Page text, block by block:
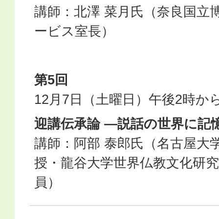
講師：北澤 菜月氏（奈良国立
ービス室長）
第5回
12月7日（土曜日）午後2時か
迎講伝承論 ―説話の世界に記
講師：阿部 泰郎氏（名古屋大
授・龍谷大学世界仏教文化研
員）